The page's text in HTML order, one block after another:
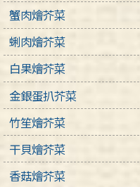
蟹肉燴芥菜
蜊肉燴芥菜
白果燴芥菜
金銀蛋扒芥菜
竹笙燴芥菜
干貝燴芥菜
香菇燴芥菜